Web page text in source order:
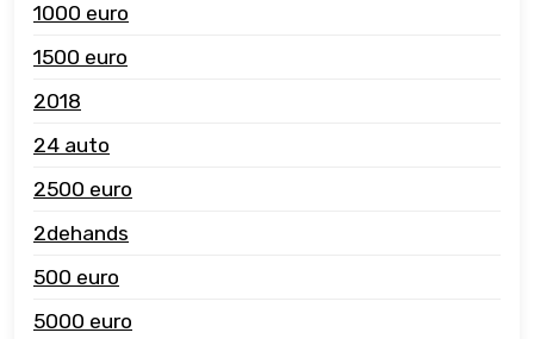
1000 euro
1500 euro
2018
24 auto
2500 euro
2dehands
500 euro
5000 euro